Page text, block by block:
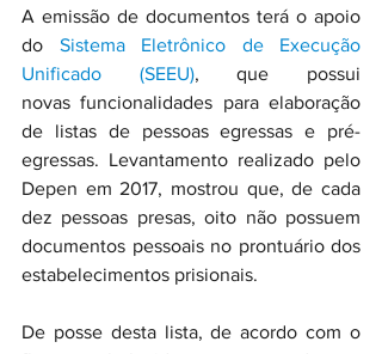
A emissão de documentos terá o apoio
do Sistema Eletrônico de Execução
Unificado (SEEU), que possui
novas funcionalidades para elaboração
de listas de pessoas egressas e pré-
egressas. Levantamento realizado pelo
Depen em 2017, mostrou que, de cada
dez pessoas presas, oito não possuem
documentos pessoais no prontuário dos
estabelecimentos prisionais.
De posse desta lista, de acordo com o